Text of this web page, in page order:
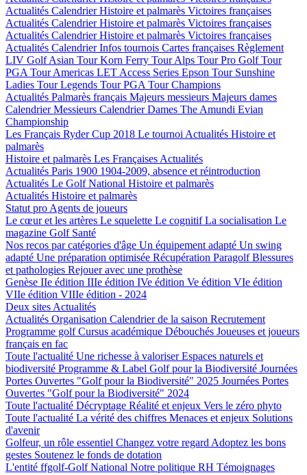
Actualités CalendrierHistoire et palmarès Victoires françaises
Actualités CalendrierHistoire et palmarès Victoires françaises
Actualités CalendrierHistoire et palmarès Victoires françaises
Actualités CalendrierInfos tournois Cartes françaises Règlement
LIV GolfAsian TourKorn Ferry TourAlps TourPro Golf Tour
PGA Tour Americas LET Access Series Epson Tour Sunshine
Ladies TourLegends TourPGA Tour Champions
Actualités Palmarès français Majeurs messieurs Majeurs dames
Calendrier Messieurs Calendrier Dames The Amundi Evian
Championship
Les Français Ryder Cup 2018 Le tournoi Actualités Histoire et
palmarès
Histoire et palmarès Les Françaises Actualités
Actualités Paris 1900 1904-2009, absence et réintroduction
Actualités Le Golf National Histoire et palmarès
Actualités Histoire et palmarès
Statut pro Agents de joueurs
Le cœur et les artères Le squelette Le cognitifLa socialisation Le
magazine Golf Santé
Nos recos par catégories d'âge Un équipement adapté Un swing
adapté Une préparation optimisée Récupération ParagolfBlessures
et pathologies Rejouer avec une prothèse
Genèse IIe édition IIIe édition IVe édition Ve édition VIe édition
VIIe édition VIIIe édition - 2024
Deux sites Actualités
Actualités Organisation Calendrier de la saison Recrutement
Programme golfCursus académique Débouchés Joueuses et joueurs
français en fac
Toute l'actualité Une richesse à valoriserEspaces naturels et
biodiversité Programme & Label Golf pour la Biodiversité Journées
Portes Ouvertes "Golf pour la Biodiversité" 2025 Journées Portes
Ouvertes "Golf pour la Biodiversité" 2024
Toute l'actualité Décryptage Réalité et enjeux Vers le zéro phyto
Toute l'actualité La vérité des chiffres Menaces et enjeux Solutions
d'avenir
Golfeur, un rôle essentiel Changez votre regard Adoptez les bons
gestes Soutenez le fonds de dotation
L'entité ffgolf-Golf National Notre politique RH Témoignages